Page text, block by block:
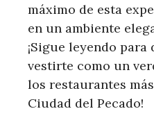
máximo de esta
en un ambiente
¡Sigue leyendo
vestirte como un
los restaurantes
Ciudad del Pecado!